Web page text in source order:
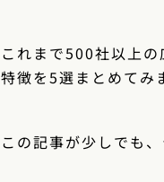
これまで500社以上
特徴を5選まとめてみ
この記事が少しでも